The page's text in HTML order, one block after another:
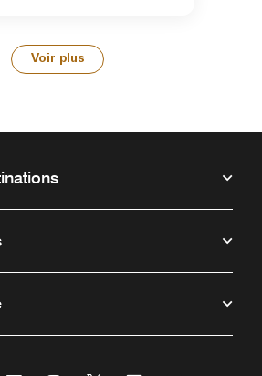
Voir plus